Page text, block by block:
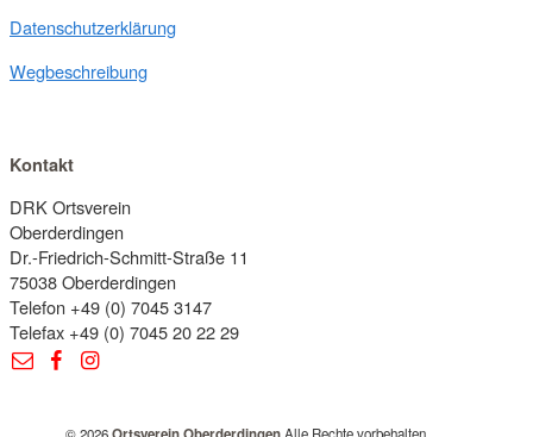
Datenschutzerklärung
Wegbeschreibung
Kontakt
DRK Ortsverein
Oberderdingen
Dr.-Friedrich-Schmitt-Straße 11
75038 Oberderdingen
Telefon +49 (0) 7045 3147
Telefax +49 (0) 7045 20 22 29